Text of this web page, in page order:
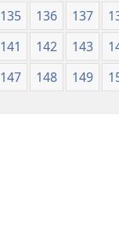
135 136 137
141 142 143
147 148 149